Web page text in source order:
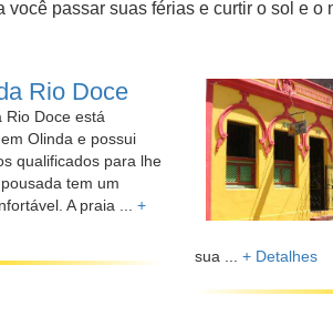
você passar suas férias e curtir o sol e
Rio Doce
Rio Doce está
Olinda e possui
qualificados para lhe
tem um
A praia ... +
sua ... + Detalhes